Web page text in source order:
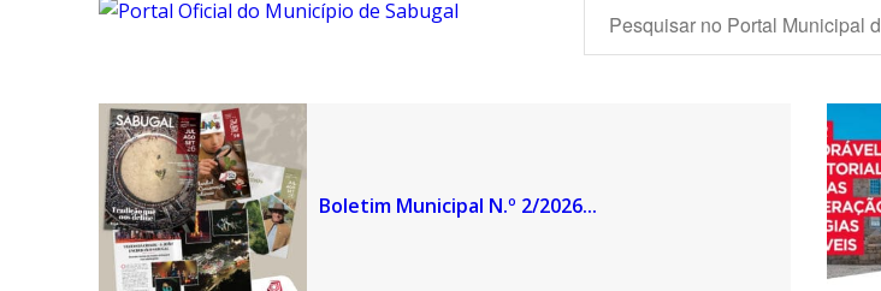
Boletim Municipal N.º 2/2026...